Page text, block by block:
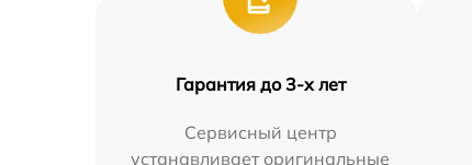
Гарантия до 3-х лет
Сервисный центр
устанавливает оригинальные